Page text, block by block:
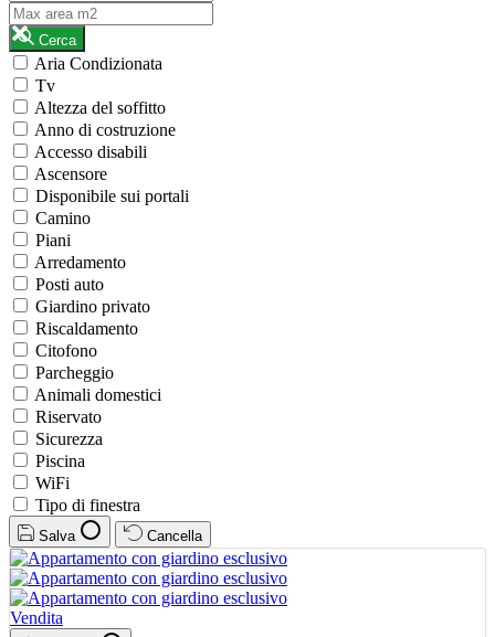
Cerca
Aria Condizionata
Tv
Altezza del soffitto
Anno di costruzione
Accesso disabili
Ascensore
Disponibile sui portali
Camino
Piani
Arredamento
Posti auto
Giardino privato
Riscaldamento
Citofono
Parcheggio
Animali domestici
Riservato
Sicurezza
Piscina
WiFi
Tipo di finestra
Salva Cancella
Vendita